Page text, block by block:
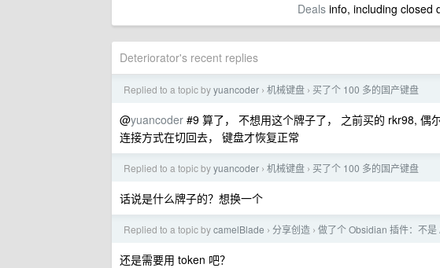
Dealsinfo, including closed
Deteriorator's recent replies
Replied to a topic byyuancoder › 机械键盘 › 买了个 100 多的国产键盘
@yuancoder #9 算了， 不想用这个牌子了， 之前买的 rkr98, 偶
连接方式在切回去， 键盘才恢复正常
Replied to a topic byyuancoder › 机械键盘 › 买了个 100 多的国产键盘
话说是什么牌子的？想换一个
Replied to a topic bycamelBlade › 分享创造 › 做了个 Obsidian 插件：不
还是需要用 token 吧？